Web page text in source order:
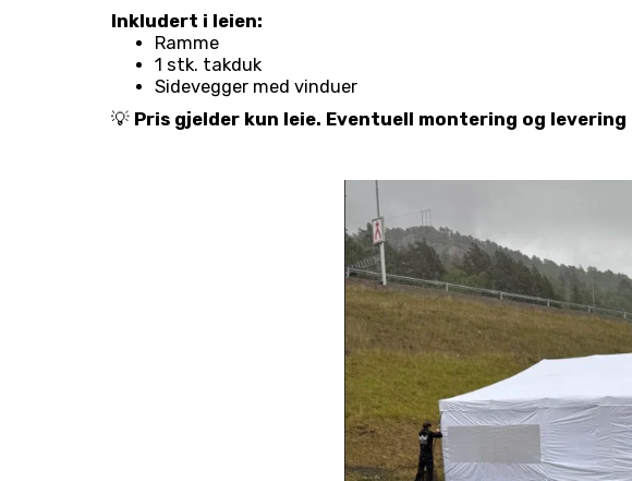
Inkludert i leien:
Ramme
1 stk. takduk
Sidevegger med vinduer
💡 Pris gjelder kun leie. Eventuell montering og